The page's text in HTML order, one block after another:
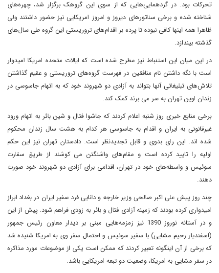
تحرکات بود. در گردهمایی‌هایی که از سوی این گروهک برگزار شد، چهره‌های
شناخته شده و برخی سناتورهای دیروز و امروز امریکایی نیز حضور داشتند ولی
ظاهرا همه اینها کافی نبوده تا پرده بر اقدام‌های تروریستی این گروه طی سال‌های
گذشته بیندازد.
در این میان این استنباط نیز مطرح شده است که ایالات متحده امریکا امیدوار
است با نگه داشتن نام منافقین در فهرست گروه‌های تروریستی و عقیم گذاشتن
تلاش‌های تبلیغاتی آنها بتواند به آزادی دو شهروند خود که به اتهام جاسوسی در
زندان اوین تهران به سر می برند کمک کند.
برخی منابع خبری روز شنبه اعلام کردند که جاشوا فتال و شین بائر به اتهام ورود
غیرقانونی به ایران و اقدام به جاسوسی هر کدام به هشت سال زندان محکوم
شده اند. این رای بدوی و قابل تجدیدنظر است. دادستان تهران نیز این حکم
اولیه را تایید کرده است و مقام‌های واشنگتن می کوشند از طریق سفارت
سوئیس و واسطه‌های خود در تهران، اقدامی برای آزادی دو شهروند خود صورت
دهند.
چند روز پیش علی اکبر صالحی وزیر خارجه و دانایی فرد سفیر ایران در بغداد ابراز
امیدواری کرده بودند که زمینه آزادی فتال و بائر به زودی فراهم شود. پیش از این
و در آستانه نوروز 1390 نیز زمزمه‌هایی مبنی بر دیدار معاون رئیس جمهور
(اسفندیار رحیم مشایی) با سفیر سوئیس و احتمال سفر وی به امریکا شنیده شد
که برخی از آن اینگونه تعبیر کردند که ممکن است یکی از موضوعات مورد مذاکره
در سفر مشایی به امریکا، وضعیت دو تبعه امریکایی باشد.